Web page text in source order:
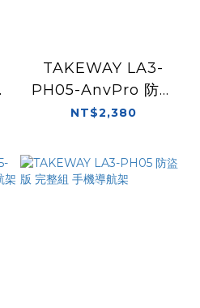
TAKEWAY LA3-
PH05-AnvPro 防盜
雙磁浮 手機導航架 後
NT$2,380